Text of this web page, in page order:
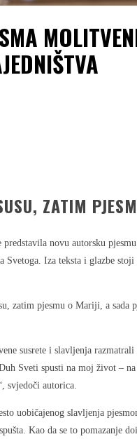
ZATIM
novu autorsku
Iza teksta i glazbe
zatim pjesmu o Mariji, a
susrete i slavljenja
Sveti spusti na moj život –
svjedoči autorica.
uobičajenog slavljenja
Kao da se to pomazanje